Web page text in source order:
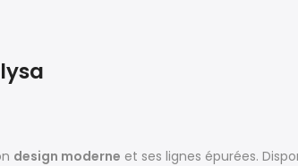
design moderne et ses lignes épurées.